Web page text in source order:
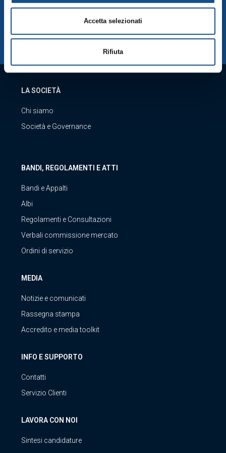
Accetta selezionati
Rifiuta
LA SOCIETÀ
Chi siamo
Società e Governance
BANDI, REGOLAMENTI E ATTI
Bandi e Appalti
Albi
Regolamenti e Consultazioni
Verbali commissione mercato
Ordini di servizio
MEDIA
Notizie e comunicati
Rassegna stampa
Accredito e media toolkit
INFO E SUPPORTO
Contatti
Servizio Clienti
LAVORA CON NOI
Sintesi candidature